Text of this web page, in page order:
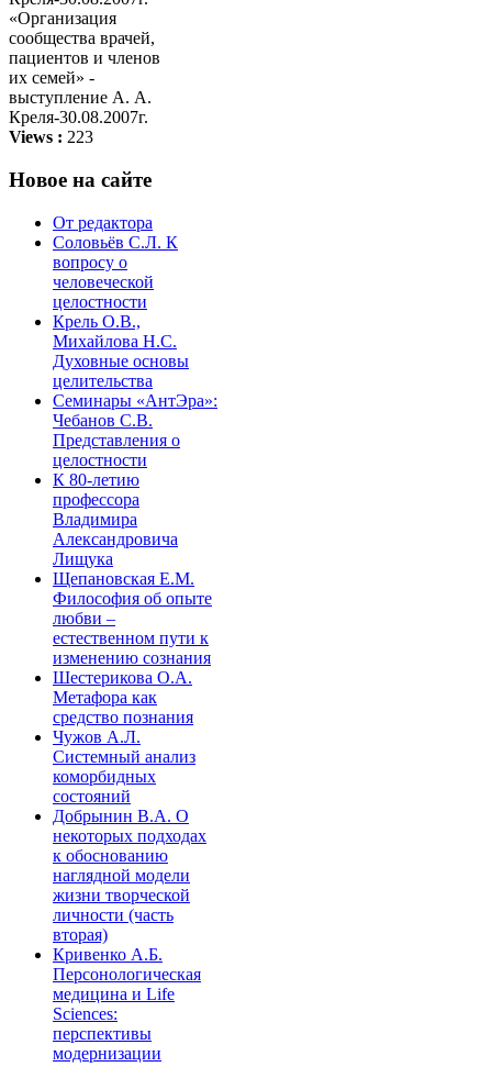
«Организация
сообщества врачей,
пациентов и членов
их семей» -
выступление А. А.
Креля-30.08.2007г.
Views : 223
Новое на сайте
От редактора
Соловьёв С.Л. К
вопросу о
человеческой
целостности
Крель О.В.,
Михайлова Н.С.
Духовные основы
целительства
Семинары «АнтЭра»:
Чебанов С.В.
Представления о
целостности
К 80-летию
профессора
Владимира
Александровича
Лищука
Щепановская Е.М.
Философия об опыте
любви –
естественном пути к
изменению сознания
Шестерикова О.А.
Метафора как
средство познания
Чужов А.Л.
Системный анализ
коморбидных
состояний
Добрынин В.А. О
некоторых подходах
к обоснованию
наглядной модели
жизни творческой
личности (часть
вторая)
Кривенко А.Б.
Персонологическая
медицина и Life
Sciences:
перспективы
модернизации